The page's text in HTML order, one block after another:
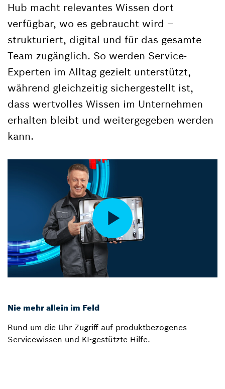
Hub macht relevantes Wissen dort
verfügbar, wo es gebraucht wird –
strukturiert, digital und für das gesamte
Team zugänglich. So werden Service-
Experten im Alltag gezielt unterstützt,
während gleichzeitig sichergestellt ist,
dass wertvolles Wissen im Unternehmen
erhalten bleibt und weitergegeben werden
kann.
Nie mehr allein im Feld
Rund um die Uhr Zugriff auf produktbezogenes
Servicewissen und KI-gestützte Hilfe.